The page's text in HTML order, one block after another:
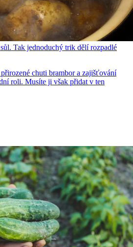
Tak jednoduchý trik dělí rozpadlé
chuti brambor a zajišťování
roli. Musíte ji však přidat v ten